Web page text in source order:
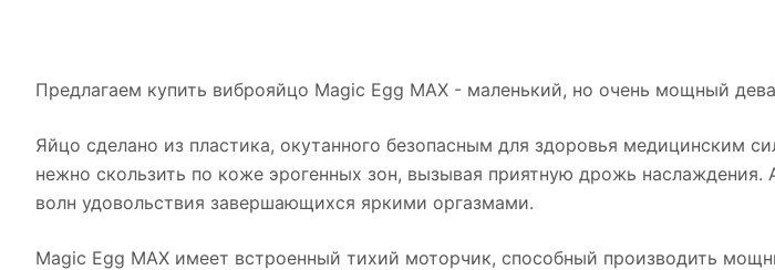
Предлагаем купить виброяйцо Magic Egg MAX - маленький, но очень мощный
Яйцо сделано из пластика, окутанного безопасным для здоровья медицинским
нежно скользить по коже эрогенных зон, вызывая приятную дрожь наслаждения.
волн удовольствия завершающихся яркими оргазмами.
Magic Egg MAX имеет встроенный тихий моторчик, способный производить